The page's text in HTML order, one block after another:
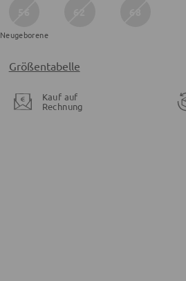
Neugeborene
Größentabelle
Kauf auf
Rechnung